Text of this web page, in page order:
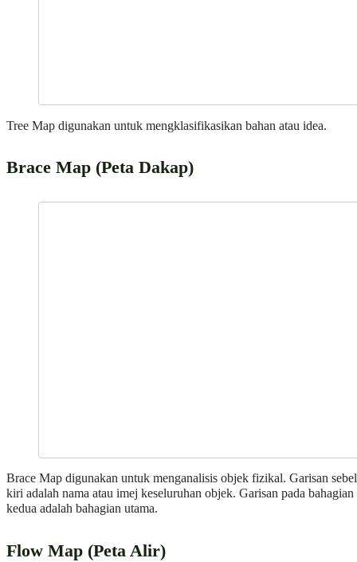
Tree Map digunakan untuk mengklasifikasikan bahan atau idea.
Brace Map (Peta Dakap)
Brace Map digunakan untuk menganalisis objek fizikal. Garisan
kiri adalah nama atau imej keseluruhan objek. Garisan pada bahagian
kedua adalah bahagian utama.
Flow Map (Peta Alir)